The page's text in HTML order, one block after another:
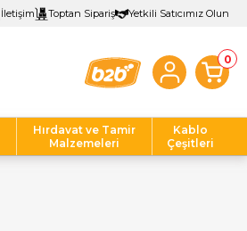
İletişim Toptan Sipariş Yetkili Satıcımız Olun
0
Hırdavat ve Tamir
Malzemeleri
Kablo
Çeşitleri